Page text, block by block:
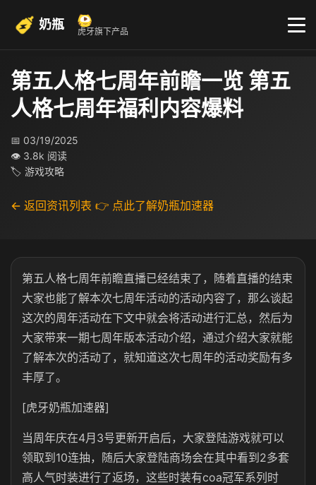
奶瓶 虎牙旗下产品
第五人格七周年前瞻一览 第五
人格七周年福利内容爆料
📅 03/19/2025
👁 3.8k 阅读
🏷 游戏攻略
← 返回资讯列表 👉 点此了解奶瓶加速器
第五人格七周年前瞻直播已经结束了，随着直播的结束
大家也能了解本次七周年活动的活动内容了，那么谈起
这次的周年活动在下文中就会将活动进行汇总，然后为
大家带来一期七周年版本活动介绍，通过介绍大家就能
了解本次的活动了，就知道这次七周年的活动奖励有多
丰厚了。
[虎牙奶瓶加速器]
当周年庆在4月3号更新开启后，大家登陆游戏就可以
领取到10连抽，随后大家登陆商场会在其中看到2多套
高人气时装进行了返场，这些时装有coa冠军系列时